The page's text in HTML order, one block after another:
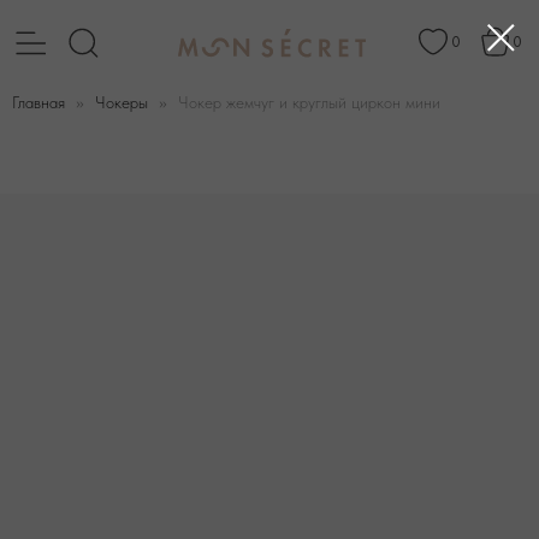
Главная Чокеры Чокер жемчуг и круглый циркон мини